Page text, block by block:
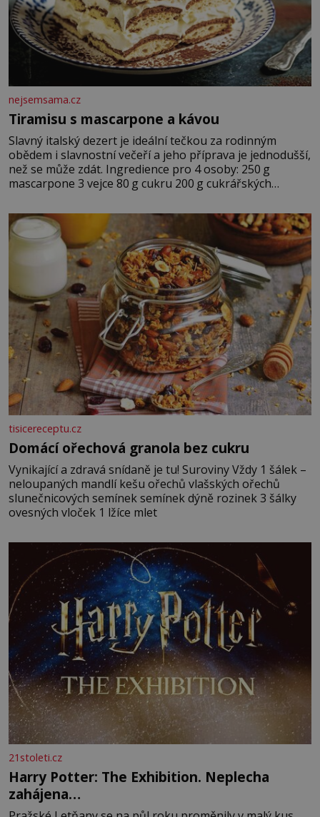
nejsemsama.cz
Tiramisu s mascarpone a kávou
Slavný italský dezert je ideální tečkou za rodinným
obědem i slavnostní večeří a jeho příprava je jednodušší,
než se může zdát. Ingredience pro 4 osoby: 250 g
mascarpone 3 vejce 80 g cukru 200 g cukrářských
posypání Postup: Oddělte žloutky od bílků. Žloutky
vyšlehejte s cukrem do světlé pěny a postupně do nich
vmíchejte mascarpone, aby vznikl hladký
tisicereceptu.cz
Domácí ořechová granola bez cukru
Vynikající a zdravá snídaně je tu! Suroviny Vždy 1 šálek –
neloupaných mandlí kešu ořechů vlašských ořechů
slunečnicových semínek semínek dýně rozinek 3 šálky
ovesných vloček 1 lžíce mlet
21stoleti.cz
Harry Potter: The Exhibition. Neplecha
zahájena…